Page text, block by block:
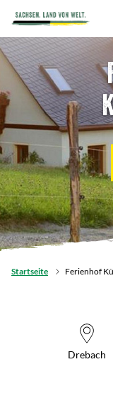
Startseite Ferienhof
Drebach